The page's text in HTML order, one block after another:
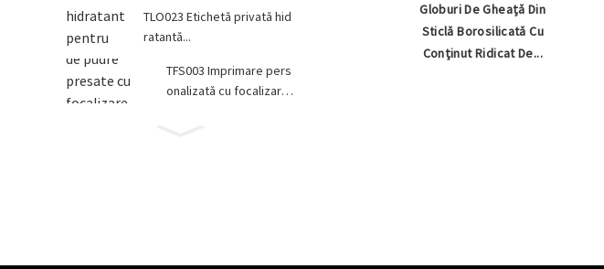
TLO023 Etichetă privată hid
ratantă...
TFS003 Imprimare pers
onalizată cu focalizare
Globuri De Gheață Din
Sticlă Borosilicată Cu
Conținut Ridicat De...